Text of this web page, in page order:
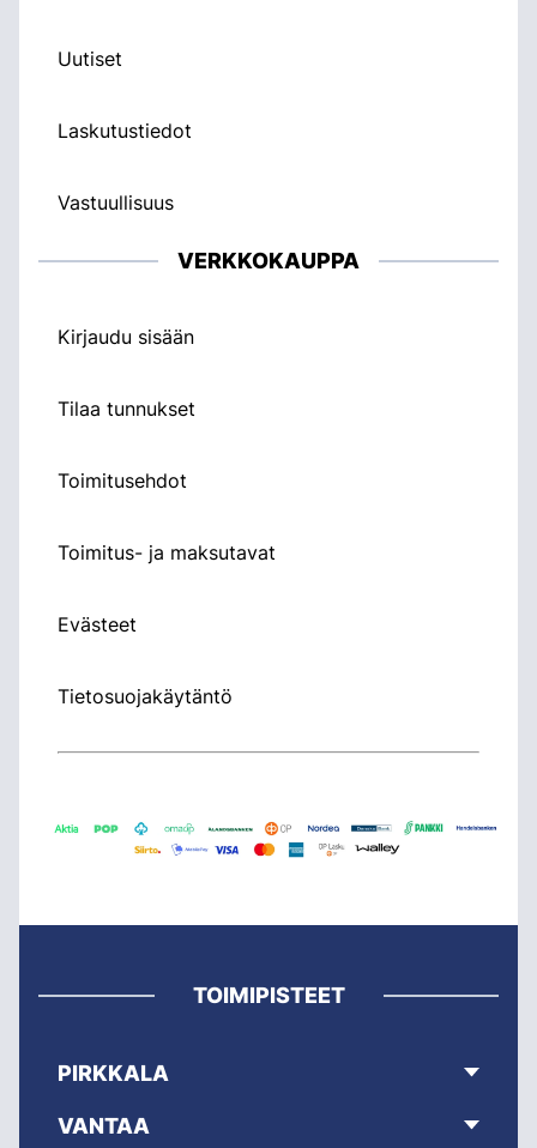
Uutiset
Laskutustiedot
Vastuullisuus
VERKKOKAUPPA
Kirjaudu sisään
Tilaa tunnukset
Toimitusehdot
Toimitus- ja maksutavat
Evästeet
Tietosuojakäytäntö
TOIMIPISTEET
PIRKKALA
VANTAA